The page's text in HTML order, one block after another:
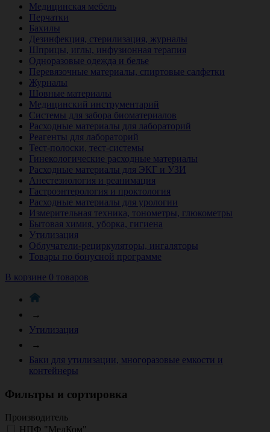
Медицинская мебель
Перчатки
Бахилы
Дезинфекция, стерилизация, журналы
Шприцы, иглы, инфузионная терапия
Одноразовые одежда и белье
Перевязочные материалы, спиртовые салфетки
Журналы
Шовные материалы
Медицинский инструментарий
Системы для забора биоматериалов
Расходные материалы для лабораторий
Реагенты для лабораторий
Тест-полоски, тест-системы
Гинекологические расходные материалы
Расходные материалы для ЭКГ и УЗИ
Анестезиология и реанимация
Гастроэнтерология и проктология
Расходные материалы для урологии
Измерительная техника, тонометры, глюкометры
Бытовая химия, уборка, гигиена
Утилизация
Облучатели-рециркуляторы, ингаляторы
Товары по бонусной программе
В корзине 0 товаров
→
Утилизация
→
Баки для утилизации, многоразовые емкости и
контейнеры
Фильтры и сортировка
Производитель
НПФ "МедКом"